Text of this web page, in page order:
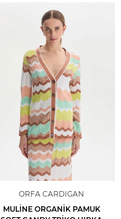
ORFA CARDIGAN
MULINE ORGANIK PAMUK